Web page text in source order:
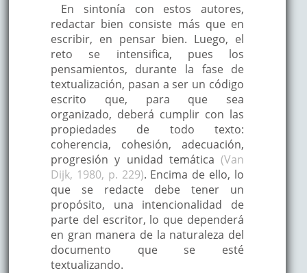
En sintonía con estos autores,
redactar bien consiste más que en
escribir, en pensar bien. Luego, el
reto se intensifica, pues los
pensamientos, durante la fase de
textualización, pasan a ser un código
escrito que, para que sea
organizado, deberá cumplir con las
propiedades de todo texto:
coherencia, cohesión, adecuación,
progresión y unidad temática(Van
Dijk, 1980, p. 229). Encima de ello, lo
que se redacte debe tener un
propósito, una intencionalidad de
parte del escritor, lo que dependerá
en gran manera de la naturaleza del
documento que se esté
textualizando.